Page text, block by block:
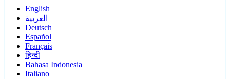
English
العربية
Deutsch
Español
Français
हिन्दी
Bahasa Indonesia
Italiano